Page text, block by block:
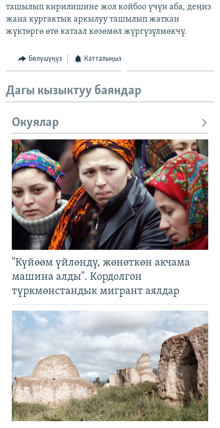
ташылып кирилишине жол койбоо үчүн аба, деңиз
жана кургактык аркылуу ташылып жаткан
жүктөргө өтө катаал көзөмөл жүргүзүлмөкчү.
Бөлүшүңүз Катталыңыз
Дагы кызыктуу баяндар
Окуялар
"Күйөөм үйлөндү, жөнөткөн акчама
машина алды". Кордолгон
түркмөнстандык мигрант аялдар